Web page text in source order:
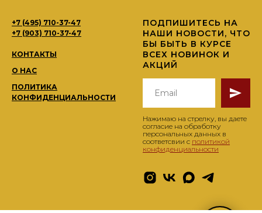
+7 (495) 710-37-47
+7 (903) 710-37-47
КОНТАКТЫ
О НАС
ПОЛИТИКА
КОНФИДЕНЦИАЛЬНОСТИ
ПОДПИШИТЕСЬ НА
НАШИ НОВОСТИ, ЧТО
БЫ БЫТЬ В КУРСЕ
ВСЕХ НОВИНОК И
АКЦИЙ
Нажимаю на стрелку, вы даете
согласие на обработку
персональных данных в
соответсвии с политикой
конфиденциальности